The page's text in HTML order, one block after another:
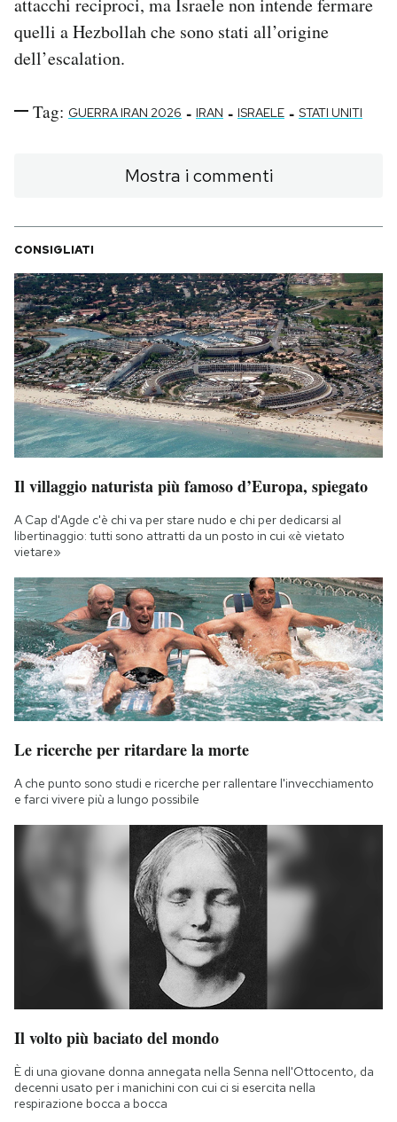
quelli a Hezbollah che sono stati all’origine
dell’escalation.
Tag: GUERRA IRAN 2026 - IRAN - ISRAELE - STATI UNITI
Mostra i commenti
CONSIGLIATI
Il villaggio naturista più famoso d’Europa, spiegato
A Cap d'Agde c'è chi va per stare nudo e chi per dedicarsi al
libertinaggio: tutti sono attratti da un posto in cui «è vietato
vietare»
Le ricerche per ritardare la morte
A che punto sono studi e ricerche per rallentare l'invecchiamento
e farci vivere più a lungo possibile
Il volto più baciato del mondo
È di una giovane donna annegata nella Senna nell'Ottocento, da
decenni usato per i manichini con cui ci si esercita nella
respirazione bocca a bocca